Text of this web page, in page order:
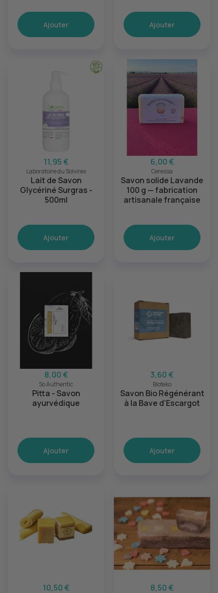
Ajouter Ajouter
11,95 €
Laboratoire du Solvirex
Lait de Savon
Glycériné Surgras -
500ml
Ajouter
6,00 €
Ceressa
Savon solide Lavande
100 g — fabrication
artisanale française
Ajouter
8,00 €
So Authentic
Pitta - Savon
ayurvédique
Ajouter
3,60 €
Bioteko
Savon Bio Régénérant
à la Bave d'Escargot
Ajouter
10,50 € 8,50 €